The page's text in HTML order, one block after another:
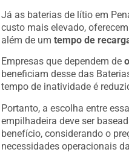
Já as baterias de lítio em
custo mais elevado,
além de umtempo de
Empresas que dependem de
beneficiam desse das
tempo de inatividade é
Portanto, a escolha entre
empilhadeira deve ser
benefício, considerando o
necessidades operacionais